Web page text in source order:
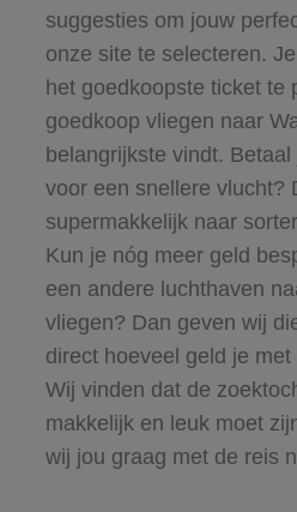
suggesties om jouw
onze site te selecteren.
het goedkoopste ticket te
goedkoop vliegen naar
belangrijkste vindt.
voor een snellere vlucht?
supermakkelijk naar
Kun je nóg meer geld
een andere luchthaven
vliegen? Dan geven wij
direct hoeveel geld je
Wij vinden dat de
makkelijk en leuk moet
wij jou graag met de reis